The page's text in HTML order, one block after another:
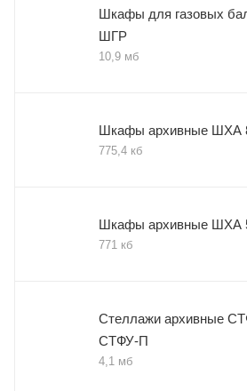
Шкафы для газовых
ШГР
10,9 мб
Шкафы архивные ШХА
775,4 кб
Шкафы архивные ШХА
771 кб
Стеллажи архивные
СТФУ-П
4,1 мб